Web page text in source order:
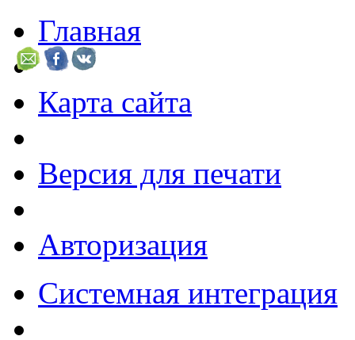
Главная
Карта сайта
Версия для печати
Авторизация
Системная интеграция